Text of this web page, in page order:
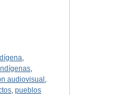
,
,
audiovisual ,
, pueblos